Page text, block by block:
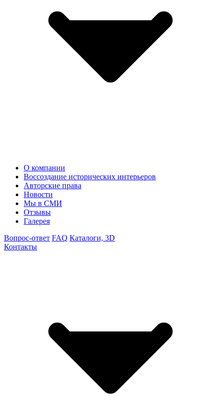
О компании
Воссоздание исторических интерьеров
Авторские права
Новости
Мы в СМИ
Отзывы
Галерея
Вопрос-ответ FAQ Каталоги, 3D
Контакты